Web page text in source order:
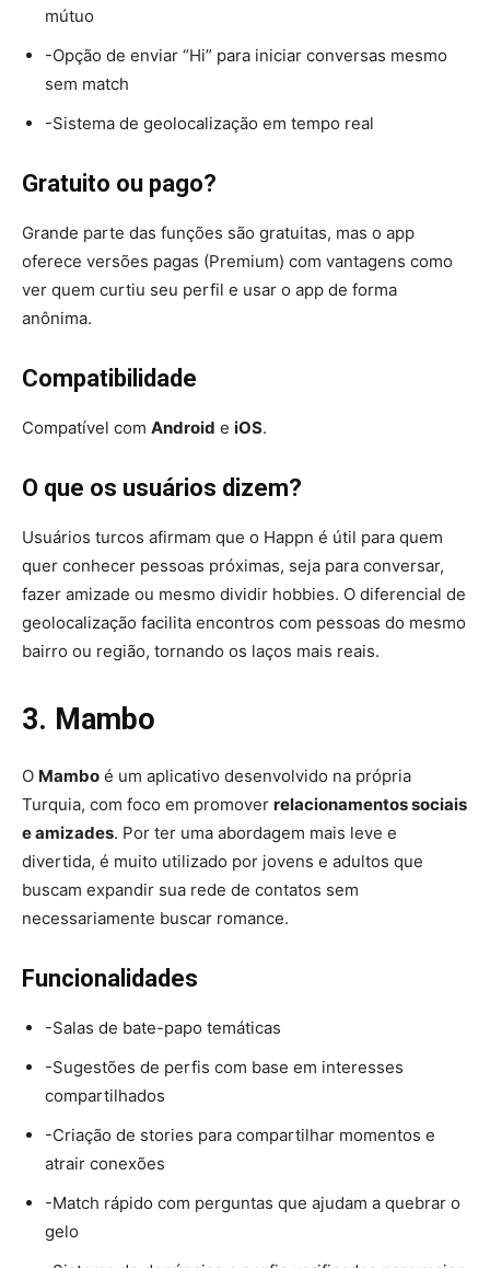
mútuo
-Opção de enviar “Hi” para iniciar conversas mesmo
sem match
-Sistema de geolocalização em tempo real
Gratuito ou pago?
Grande parte das funções são gratuitas, mas o app
oferece versões pagas (Premium) com vantagens como
ver quem curtiu seu perfil e usar o app de forma
anônima.
Compatibilidade
Compatível com Android e iOS.
O que os usuários dizem?
Usuários turcos afirmam que o Happn é útil para quem
quer conhecer pessoas próximas, seja para conversar,
fazer amizade ou mesmo dividir hobbies. O diferencial de
geolocalização facilita encontros com pessoas do mesmo
bairro ou região, tornando os laços mais reais.
3. Mambo
O Mambo é um aplicativo desenvolvido na própria
Turquia, com foco em promover relacionamentos sociais
e amizades. Por ter uma abordagem mais leve e
divertida, é muito utilizado por jovens e adultos que
buscam expandir sua rede de contatos sem
necessariamente buscar romance.
Funcionalidades
-Salas de bate-papo temáticas
-Sugestões de perfis com base em interesses
compartilhados
-Criação de stories para compartilhar momentos e
atrair conexões
-Match rápido com perguntas que ajudam a quebrar o
gelo